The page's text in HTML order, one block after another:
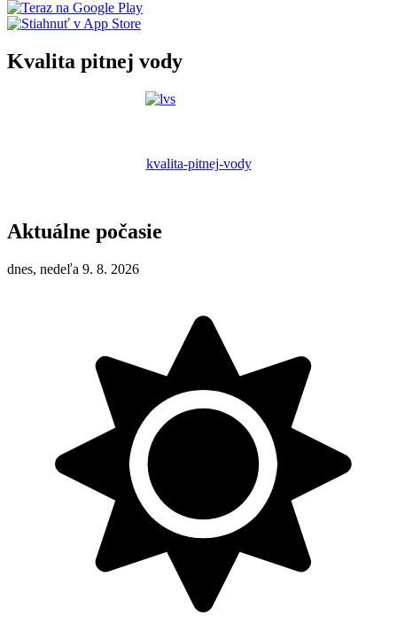
Kvalita pitnej vody
kvalita-pitnej-vody
Aktuálne počasie
dnes, nedeľa 9. 8. 2026